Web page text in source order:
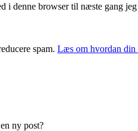
i denne browser til næste gang jeg
spam. Læs om hvordan din
ny post?